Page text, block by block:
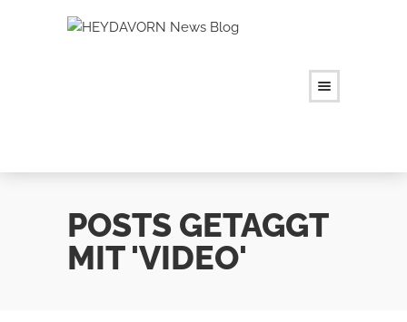
POSTS GETAGGT
MIT 'VIDEO'